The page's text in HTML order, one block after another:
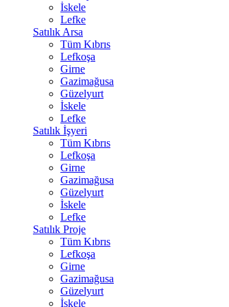
İskele
Lefke
Satılık Arsa
Tüm Kıbrıs
Lefkoşa
Girne
Gazimağusa
Güzelyurt
İskele
Lefke
Satılık İşyeri
Tüm Kıbrıs
Lefkoşa
Girne
Gazimağusa
Güzelyurt
İskele
Lefke
Satılık Proje
Tüm Kıbrıs
Lefkoşa
Girne
Gazimağusa
Güzelyurt
İskele